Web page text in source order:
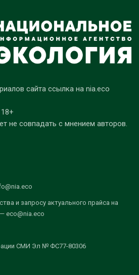
сайта ссылка на nia.eco
не совпадать с мнением авторов.
и запросу актуального прайса на
eco@nia.eco
СМИ Эл № ФС77-80306